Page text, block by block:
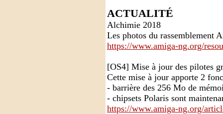
ACTUALITÉ
Alchimie 2018
Les photos du rassemblement
https://www.amiga-ng.org/
[OS4] Mise à jour des pilotes
Cette mise à jour apporte 2
- barrière des 256 Mo de
- chipsets Polaris sont
https://www.amiga-ng.org/